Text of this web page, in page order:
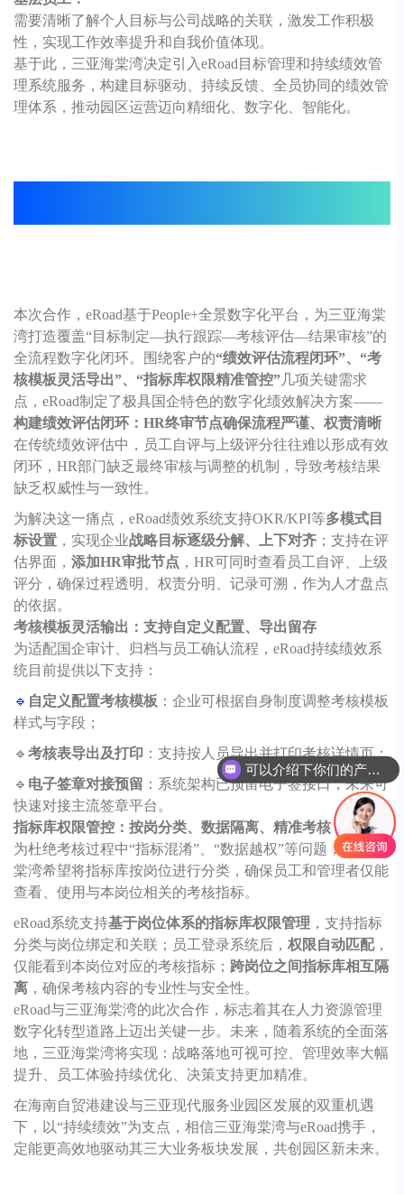
需要清晰了解个人目标与公司战略的关联，激发工作积极
性，实现工作效率提升和自我价值体现。
基于此，三亚海棠湾决定引入eRoad目标管理和持续绩效管
理系统服务，构建目标驱动、持续反馈、全员协同的绩效管
理体系，推动园区运营迈向精细化、数字化、智能化。
本次合作，eRoad基于People+全景数字化平台，为三亚海棠
湾打造覆盖“目标制定—执行跟踪—考核评估—结果审核”的
全流程数字化闭环。围绕客户的“绩效评估流程闭环”、“考
核模板灵活导出”、“指标库权限精准管控”几项关键需求
点，eRoad制定了极具国企特色的数字化绩效解决方案——
构建绩效评估闭环：HR终审节点确保流程严谨、权责清晰
在传统绩效评估中，员工自评与上级评分往往难以形成有效
闭环，HR部门缺乏最终审核与调整的机制，导致考核结果
缺乏权威性与一致性。
为解决这一痛点，eRoad绩效系统支持OKR/KPI等多模式目
标设置 ，实现企业战略目标逐级分解、上下对齐 ；支持在评
估界面， 添加HR审批节点 ，HR可同时查看员工自评、上级
评分，确保过程透明、权责分明、记录可溯，作为人才盘点
的依据。
考核模板灵活输出：支持自定义配置、导出留存
为适配国企审计、归档与员工确认流程，eRoad持续绩效系
统目前提供以下支持：
🔹 自定义配置考核模板 ：企业可根据自身制度调整考核模板
样式与字段；
🔹 考核表导出及打印 ：支持按人员导出并打印考核详情页；
🔹 电子签章对接预留 ：系统架构已预留电子签接口，未来可
快速对接主流签章平台。
指标库权限管控：按岗分类、数据隔离、精准考核
为杜绝考核过程中“指标混淆”、“数据越权”等问题，三亚海
棠湾希望将指标库按岗位进行分类，确保员工和管理者仅能
查看、使用与本岗位相关的考核指标。
eRoad系统支持基于岗位体系的指标库权限管理 ，支持指标
分类与岗位绑定和关联；员工登录系统后， 权限自动匹配，
仅能看到本岗位对应的考核指标； 跨岗位之间指标库相互隔
离 ，确保考核内容的专业性与安全性。
eRoad与三亚海棠湾的此次合作，标志着其在人力资源管理
数字化转型道路上迈出关键一步。未来，随着系统的全面落
地，三亚海棠湾将实现：战略落地可视可控、管理效率大幅
提升、员工体验持续优化、决策支持更加精准。
在海南自贸港建设与三亚现代服务业园区发展的双重机遇
下，以“持续绩效”为支点，相信三亚海棠湾与eRoad携手，
定能更高效地驱动其三大业务板块发展，共创园区新未来。
可以介绍下你们的产品么
你们是怎么收费的呢